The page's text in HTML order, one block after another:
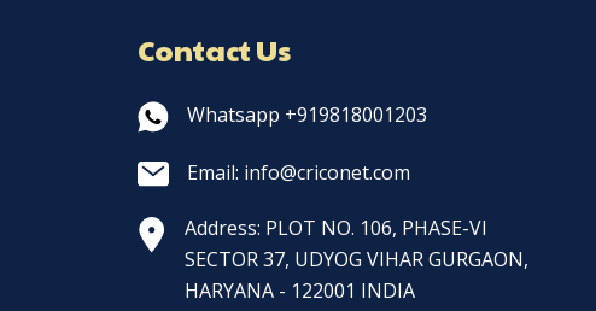
Contact Us
Whatsapp +919818001203
Email: info@criconet.com
Address: PLOT NO. 106, PHASE-VI
SECTOR 37, UDYOG VIHAR GURGAON,
HARYANA - 122001 INDIA